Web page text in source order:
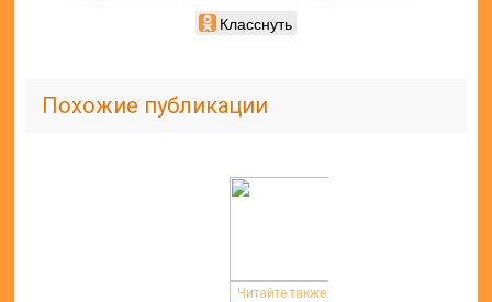
Класснуть
Похожие публикации
Читайте также: